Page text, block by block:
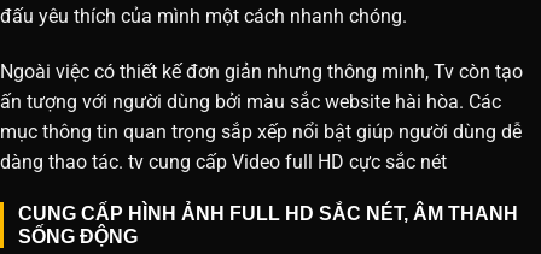
đấu yêu thích của mình một cách nhanh chóng.
Ngoài việc có thiết kế đơn giản nhưng thông minh, Tv còn tạo
ấn tượng với người dùng bởi màu sắc website hài hòa. Các
mục thông tin quan trọng sắp xếp nổi bật giúp người dùng dễ
dàng thao tác. tv cung cấp Video full HD cực sắc nét
CUNG CẤP HÌNH ẢNH FULL HD SẮC NÉT, ÂM THANH
SỐNG ĐỘNG